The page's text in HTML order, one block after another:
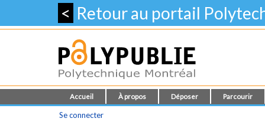
< Retour au portail
Accueil À propos Déposer Parcourir
Se connecter